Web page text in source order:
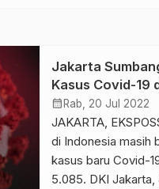
Jakarta
Kasus Covid-19
calendar_month Rab, 20 Jul 2022
JAKARTA,
di Indonesia masih
kasus baru Covid-
5.085. DKI Jakarta,